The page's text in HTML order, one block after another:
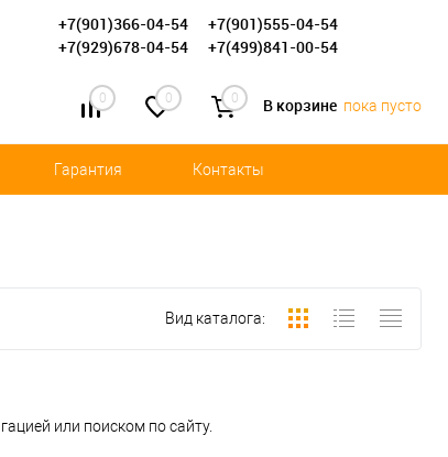
+7(901)366-04-54
+7(901)555-04-54
+7(929)678-04-54
+7(499)841-00-54
0 0 0 В корзине пока пусто
Гарантия Контакты
Вид каталога:
или поиском по сайту.